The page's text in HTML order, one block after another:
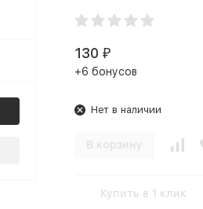
130 ₽
+6 бонусов
Нет в наличии
В корзину
Купить в 1 клик